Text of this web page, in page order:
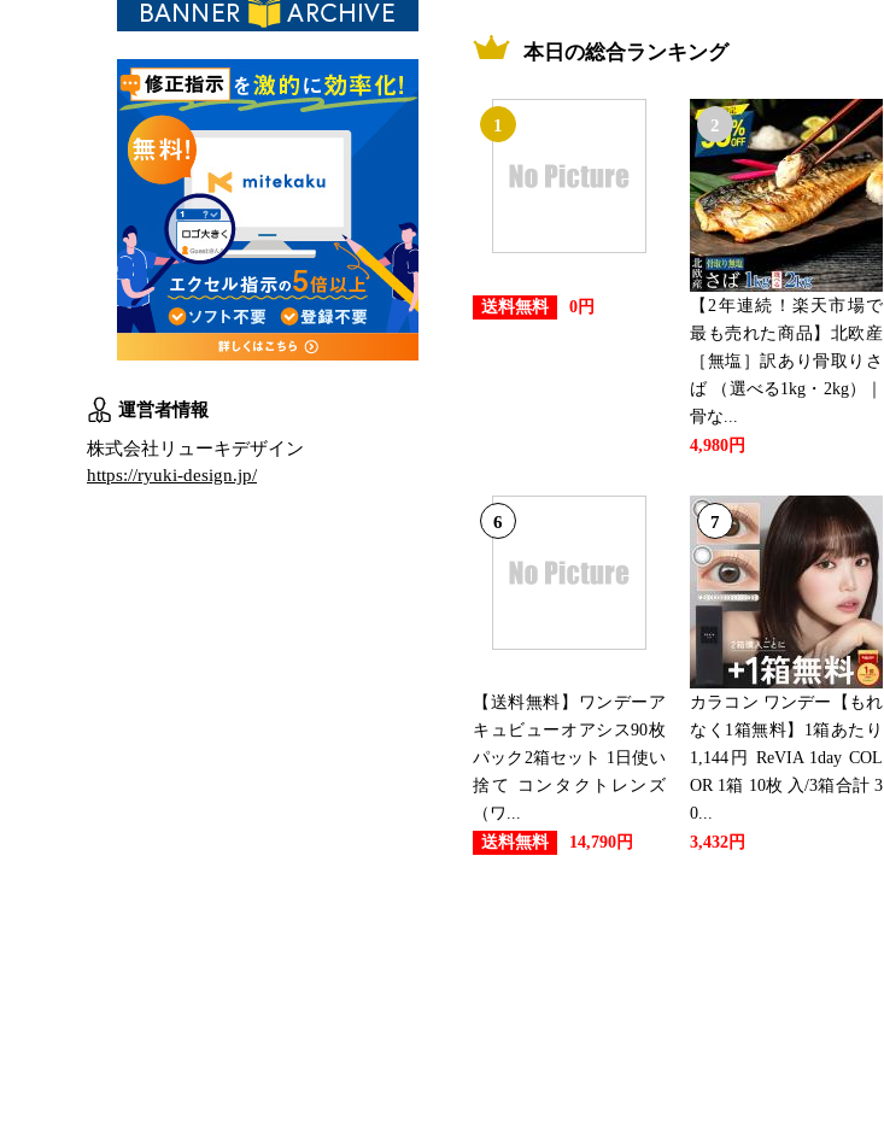
本日の総合ランキング
1
送料無料 0円
2
【2年連続！楽天市場で
最も売れた商品】北欧産
［無塩］訳あり骨取りさ
ば （選べる1kg・2kg）｜
骨な...
4,980円
6
【送料無料】ワンデーア
キュビューオアシス90枚
パック2箱セット 1日使い
捨て コンタクトレンズ
（ワ...
送料無料
14,790円
7
カラコン ワンデー【もれ
なく1箱無料】1箱あたり
1,144円 ReVIA 1day COL
OR 1箱 10枚 入/3箱合計 3
0...
3,432円
運営者情報
株式会社リューキデザイン
https://ryuki-design.jp/